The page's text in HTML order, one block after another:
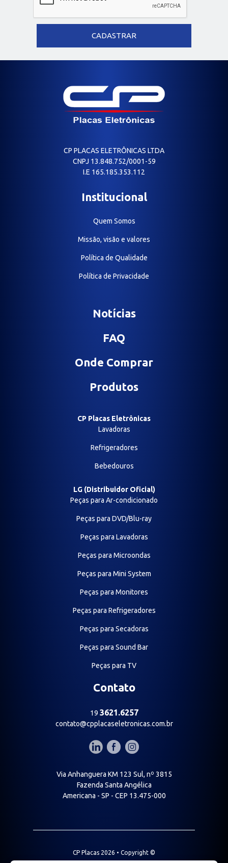
CP PLACAS ELETRÔNICAS LTDA
CNPJ 13.848.752/0001-59
I.E 165.185.353.112
Institucional
Quem Somos
Missão, visão e valores
Política de Qualidade
Política de Privacidade
Notícias
FAQ
Onde Comprar
Produtos
CP Placas Eletrônicas
Lavadoras
Refrigeradores
Bebedouros
LG (Distribuidor Oficial)
Peças para Ar-condicionado
Peças para DVD/Blu-ray
Peças para Lavadoras
Peças para Microondas
Peças para Mini System
Peças para Monitores
Peças para Refrigeradores
Peças para Secadoras
Peças para Sound Bar
Peças para TV
Contato
19 3621.6257
contato@cpplacaseletronicas.com.br
Via Anhanguera KM 123 Sul, nº 3815
Fazenda Santa Angélica
Americana - SP - CEP 13.475-000
CP Placas 2026 • Copyright ©